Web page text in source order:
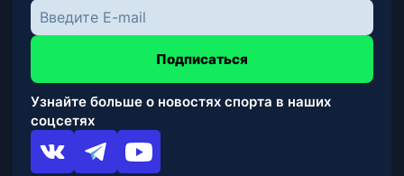
Подписаться
Узнайте больше о новостях спорта в наших
соцсетях